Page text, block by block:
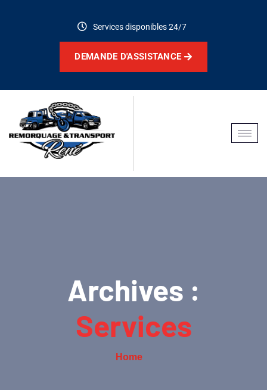
Services disponibles 24/7
DEMANDE D'ASSISTANCE
Archives :
Services
Home